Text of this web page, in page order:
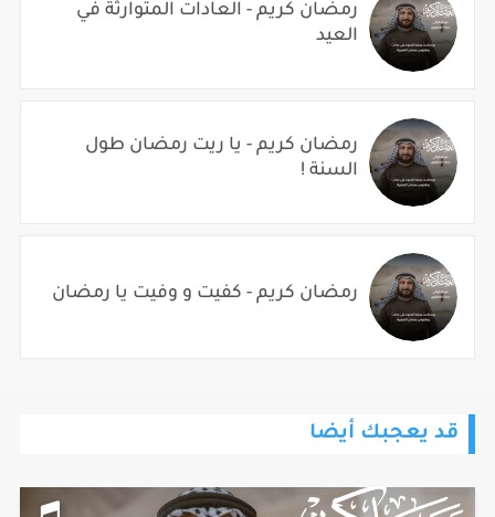
رمضان كريم - العادات المتوارثة في
العيد
رمضان كريم - يا ريت رمضان طول
السنة !
رمضان كريم - كفيت و وفيت يا رمضان
قد يعجبك أيضا